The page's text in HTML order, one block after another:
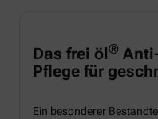
Das frei öl®
Pflege für
Ein besonderer